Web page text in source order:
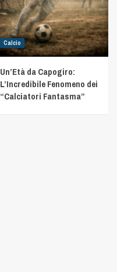
Calcio
Un’Età da Capogiro:
L’Incredibile Fenomeno dei
“Calciatori Fantasma”